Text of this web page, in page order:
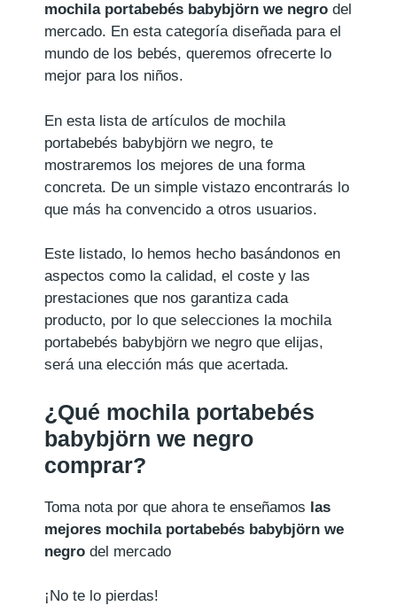
mochila portabebés babybjörn we negro del
mercado. En esta categoría diseñada para el
mundo de los bebés, queremos ofrecerte lo
mejor para los niños.
En esta lista de artículos de mochila
portabebés babybjörn we negro, te
mostraremos los mejores de una forma
concreta. De un simple vistazo encontrarás lo
que más ha convencido a otros usuarios.
Este listado, lo hemos hecho basándonos en
aspectos como la calidad, el coste y las
prestaciones que nos garantiza cada
producto, por lo que selecciones la mochila
portabebés babybjörn we negro que elijas,
será una elección más que acertada.
¿Qué mochila portabebés
babybjörn we negro
comprar?
Toma nota por que ahora te enseñamos las
mejores mochila portabebés babybjörn we
negro del mercado
¡No te lo pierdas!